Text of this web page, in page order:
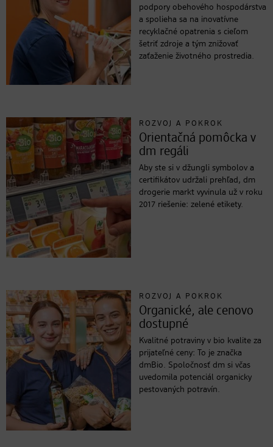
podpory obehového hospodárstva
a spolieha sa na inovatívne
recyklačné opatrenia s cieľom
šetriť zdroje a tým znižovať
zaťaženie životného prostredia.
ROZVOJ A POKROK
Orientačná pomôcka v
dm regáli
Aby ste si v džungli symbolov a
certifikátov udržali prehľad, dm
drogerie markt vyvinula už v roku
2017 riešenie: zelené etikety.
ROZVOJ A POKROK
Organické, ale cenovo
dostupné
Kvalitné potraviny v bio kvalite za
prijateľné ceny: To je značka
dmBio. Spoločnosť dm si včas
uvedomila potenciál organicky
pestovaných potravín.